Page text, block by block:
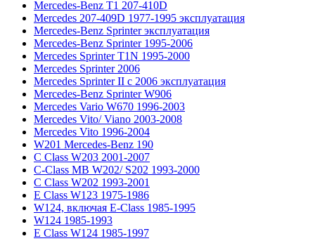
Mercedes-Benz T1 207-410D
Mercedes 207-409D 1977-1995 эксплуатация
Mercedes-Benz Sprinter эксплуатация
Mercedes-Benz Sprinter 1995-2006
Mercedes Sprinter T1N 1995-2000
Mercedes Sprinter 2006
Mercedes Sprinter II с 2006 эксплуатация
Mercedes-Benz Sprinter W906
Mercedes Vario W670 1996-2003
Mercedes Vito/ Viano 2003-2008
Mercedes Vito 1996-2004
W201 Mercedes-Benz 190
C Class W203 2001-2007
C-Class MB W202/ S202 1993-2000
C Class W202 1993-2001
E Class W123 1975-1986
W124, включая E-Class 1985-1995
W124 1985-1993
E Class W124 1985-1997